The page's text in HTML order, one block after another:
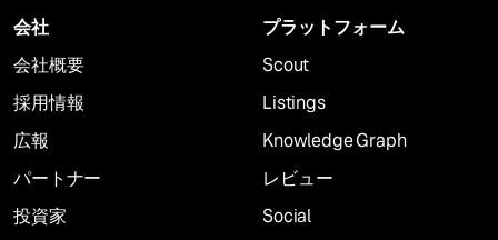
会社
会社概要
採用情報
広報
パートナー
投資家
プラットフォーム
Scout
Listings
Knowledge Graph
レビュー
Social